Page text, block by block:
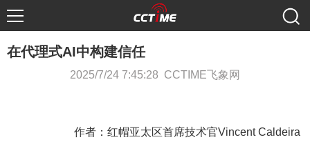
在代理式AI中构建信任
2025/7/24 7:45:28 CCTIME飞象网
作者：红帽亚太区首席技术官Vincent Caldeira